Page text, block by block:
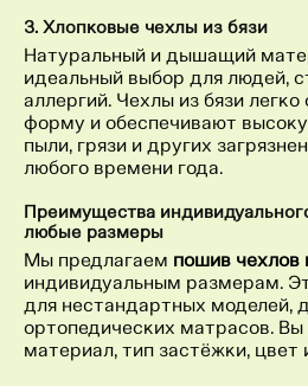
3. Хлопковые чехлы из бязи
Натуральный и дышащий
идеальный выбор для людей,
аллергий. Чехлы из бязи
форму и обеспечивают
пыли, грязи и других
любого времени года.
Преимущества
любые размеры
Мы предлагаем пошив чехлов
индивидуальным размерам.
для нестандартных моделей,
ортопедических матрасов.
материал, тип застёжки,